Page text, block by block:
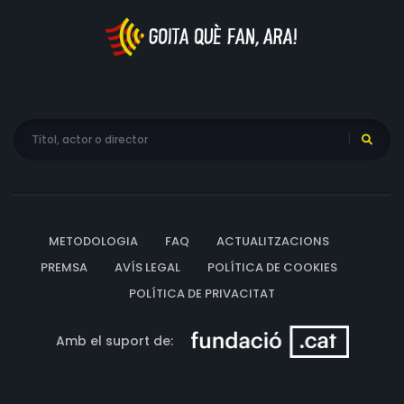
L’escola de la Mahalle (Mahalle’s school); Akshay Ingle;
Índia; 2021; 10’; marathi- A la natura (Dans la nature),
METODOLOGIA FAQ
ACTUALITZACIONS
PREMSA
AVÍS LEGAL
POLÍTICA DE COOKIES
POLÍTICA DE PRIVACITAT
Amb el suport de: